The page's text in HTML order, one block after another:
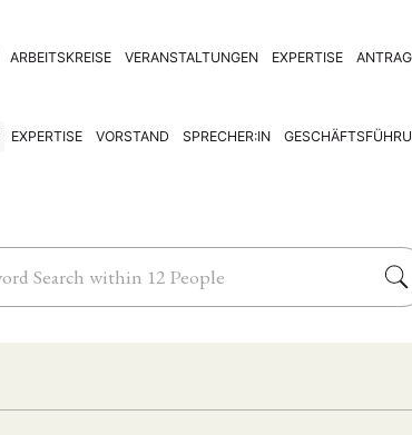
ARBEITSKREISE VERANSTALTUNGEN EXPERTISE
EXPERTISE VORSTAND SPRECHER:IN